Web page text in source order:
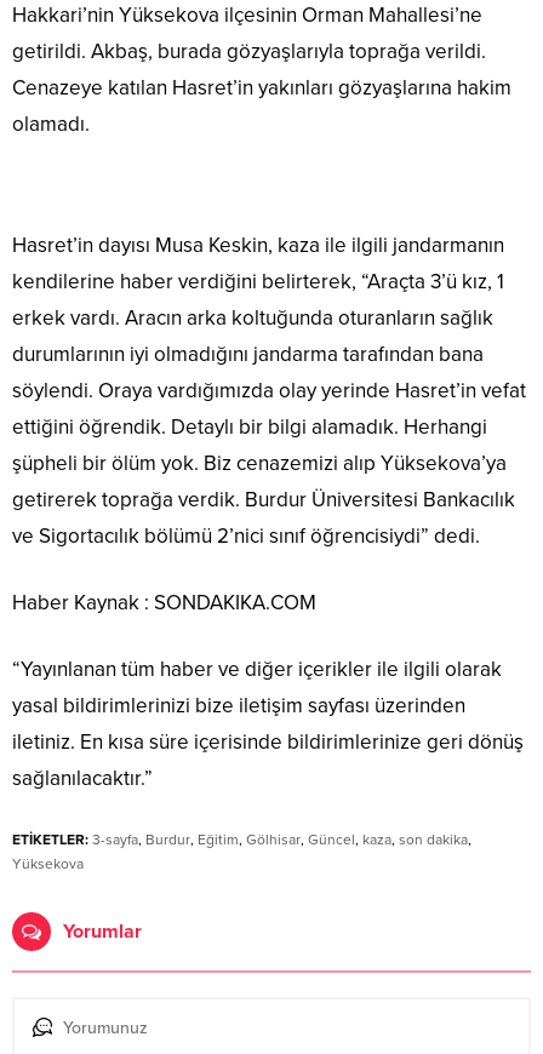
Hakkari’nin Yüksekova ilçesinin Orman Mahallesi’ne
getirildi. Akbaş, burada gözyaşlarıyla toprağa verildi.
Cenazeye katılan Hasret’in yakınları gözyaşlarına hakim
olamadı.
Hasret’in dayısı Musa Keskin, kaza ile ilgili jandarmanın
kendilerine haber verdiğini belirterek, “Araçta 3’ü kız, 1
erkek vardı. Aracın arka koltuğunda oturanların sağlık
durumlarının iyi olmadığını jandarma tarafından bana
söylendi. Oraya vardığımızda olay yerinde Hasret’in vefat
ettiğini öğrendik. Detaylı bir bilgi alamadık. Herhangi
şüpheli bir ölüm yok. Biz cenazemizi alıp Yüksekova’ya
getirerek toprağa verdik. Burdur Üniversitesi Bankacılık
ve Sigortacılık bölümü 2’nici sınıf öğrencisiydi” dedi.
Haber Kaynak : SONDAKIKA.COM
“Yayınlanan tüm haber ve diğer içerikler ile ilgili olarak
yasal bildirimlerinizi bize iletişim sayfası üzerinden
iletiniz. En kısa süre içerisinde bildirimlerinize geri dönüş
sağlanılacaktır.”
ETİKETLER: 3-sayfa, Burdur, Eğitim, Gölhisar, Güncel, kaza, son dakika,
Yüksekova
Yorumlar